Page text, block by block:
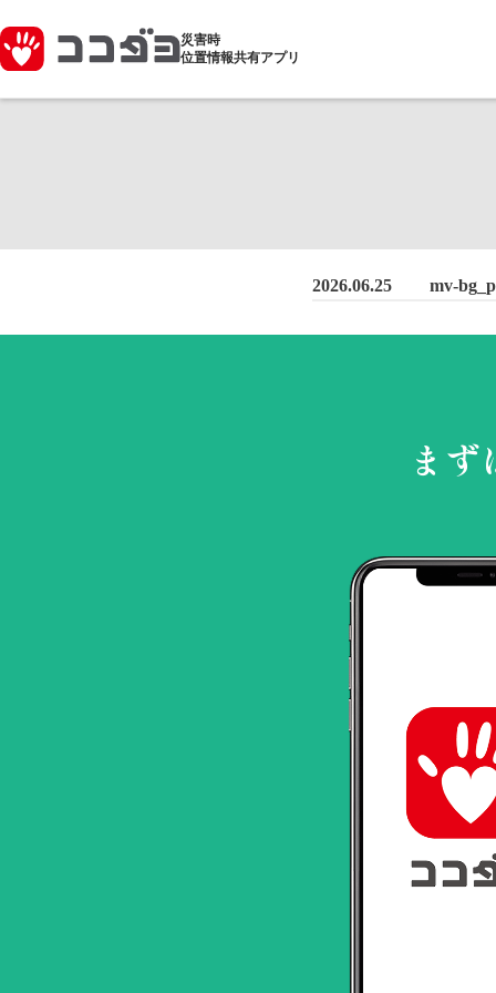
災害時
位置情報共有アプリ
2026.06.25 mv-
ま